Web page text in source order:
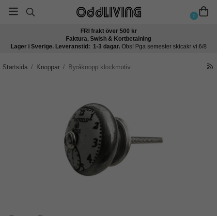
0
FRI frakt över 500 kr
Faktura, Swish & Kortbetalning
Lager i Sverige. Leveranstid: 1-3 dagar. Obs! Pga semester skicakr vi 6/8
Startsida / Knoppar / Byråknopp klockmotiv